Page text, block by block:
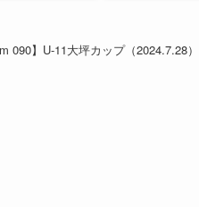
090】U-11大坪カップ（2024.7.28）